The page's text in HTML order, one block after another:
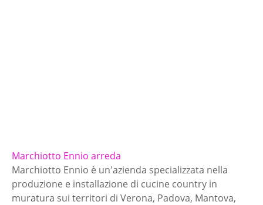
Marchiotto Ennio arreda
Marchiotto Ennio è un'azienda specializzata nella
produzione e installazione di cucine country in
muratura sui territori di Verona, Padova, Mantova,